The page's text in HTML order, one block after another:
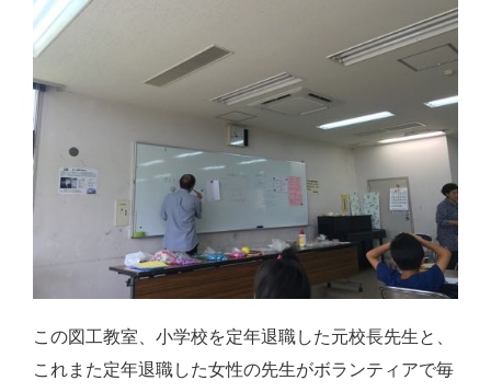
国内旅行
四国八十八か所めぐり
海外旅行
おうち居酒屋
感想・レビュー
食品・スイーツ
コスメ・スキンケア
ベビー・キッズ
この図工教室、小学校を定年退職した元校長先生と、
これまた定年退職した女性の先生がボランティアで毎